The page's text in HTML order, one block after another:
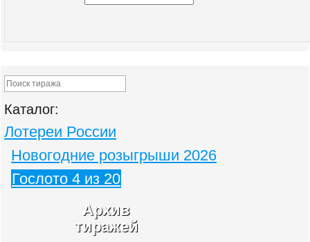
Каталог:
Лотереи России
Новогодние розыгрыши 2026
Гослото 4 из 20
Архив
тиражей